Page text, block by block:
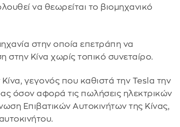
να θεωρείται το βιομηχανικό
στην οποία επετράπη να
στην Κίνα χωρίς τοπικό συνεταίρο.
γεγονός που καθιστά την Tesla την
όσον αφορά τις πωλήσεις ηλεκτρικών
Επιβατικών Αυτοκινήτων της Κίνας,